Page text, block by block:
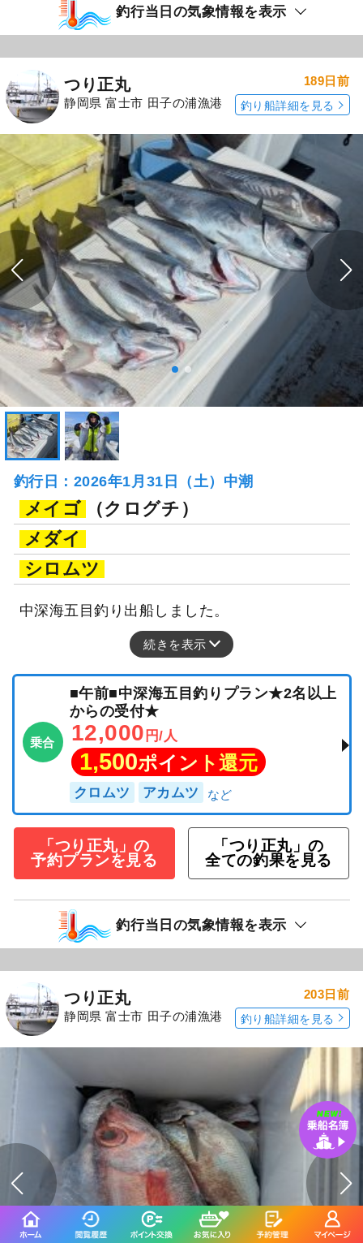
釣行当日の気象情報を表示
つり正丸
静岡県 富士市 田子の浦漁港
189日前
釣り船詳細を見る
釣行日：2026年1月31日（土）中潮
メイゴ
（クログチ）
メダイ
シロムツ
中深海五目釣り出船しました。
続きを表示
乗合
■午前■中深海五目釣りプラン★2名以上
からの受付★
12,000 円/人
1,500ポイント還元
クロムツ アカムツ
「つり正丸」の
予約プランを見る
「つり正丸」の
全ての釣果を見る
釣行当日の気象情報を表示
つり正丸
静岡県 富士市 田子の浦漁港
203日前
釣り船詳細を見る